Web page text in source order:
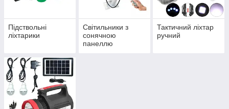
Підствольні
ліхтарики
Світильники з
сонячною
панеллю
Тактичний ліхтар
ручний